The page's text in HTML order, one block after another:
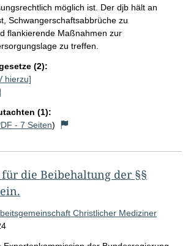
möglich ist. Der djb hält an
Schwangerschaftsabbrüche zu
flankierende Maßnahmen zur
zu treffen.
(2):
hierzu]
(1):
- 7 Seiten)
die Beibehaltung der §§
Christlicher Mediziner